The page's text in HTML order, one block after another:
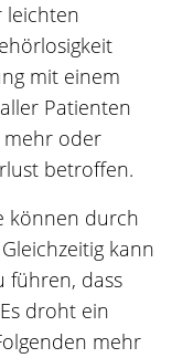
leichten
mit einem
Patienten
mehr oder
betroffen.
können durch
kann
führen, dass
droht ein
mehr